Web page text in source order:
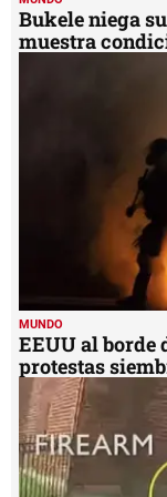
Bukele niega
muestra
MUNDO
EEUU al
protestas